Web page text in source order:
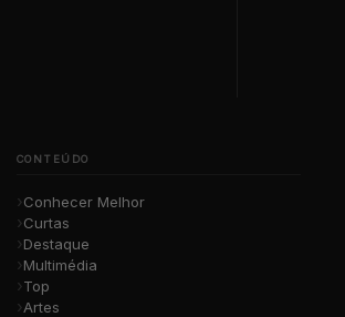
CONTEÚDO
Conhecer Melhor
Curtas
Destaque
Multimédia
Top
Artes